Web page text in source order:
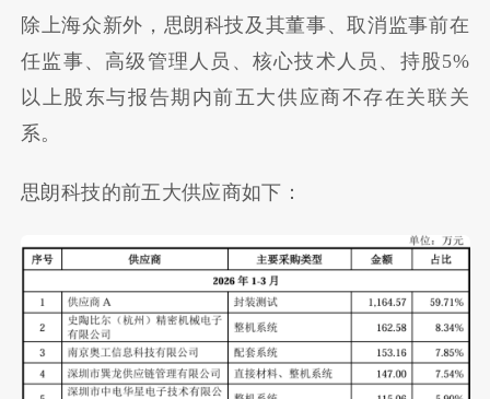
除上海众新外，思朗科技及其董事、取消监事前在
任监事、高级管理人员、核心技术人员、持股5%
以上股东与报告期内前五大供应商不存在关联关
系。
思朗科技的前五大供应商如下：